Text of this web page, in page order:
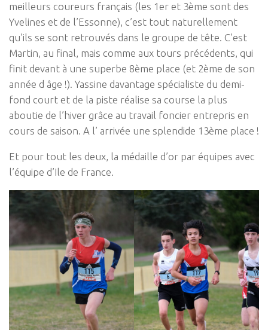
meilleurs coureurs français (les 1er et 3ème sont des
Yvelines et de l’Essonne), c’est tout naturellement
qu’ils se sont retrouvés dans le groupe de tête. C’est
Martin, au final, mais comme aux tours précédents, qui
finit devant à une superbe 8ème place (et 2ème de son
année d âge !). Yassine davantage spécialiste du demi-
fond court et de la piste réalise sa course la plus
aboutie de l’hiver grâce au travail foncier entrepris en
cours de saison. A l’ arrivée une splendide 13ème place !
Et pour tout les deux, la médaille d’or par équipes avec
l’équipe d’Ile de France.